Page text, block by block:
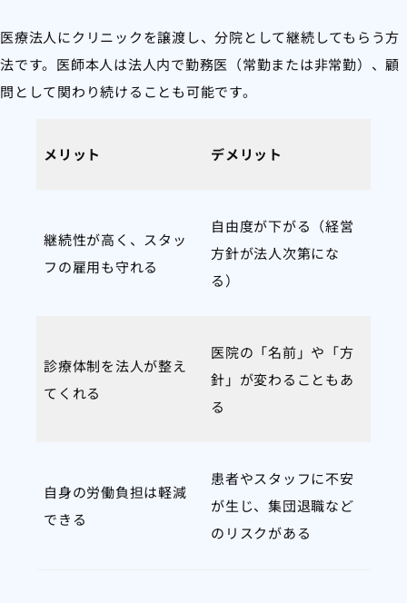
医療法人にクリニックを譲渡し、分院として継続してもらう方
法です。医師本人は法人内で勤務医（常勤または非常勤）、顧
問として関わり続けることも可能です。
メリット デメリット
継続性が高く、スタッ
フの雇用も守れる
自由度が下がる（経営
方針が法人次第にな
る）
診療体制を法人が整え
てくれる
医院の「名前」や「方
針」が変わることもあ
る
自身の労働負担は軽減
できる
患者やスタッフに不安
が生じ、集団退職など
のリスクがある